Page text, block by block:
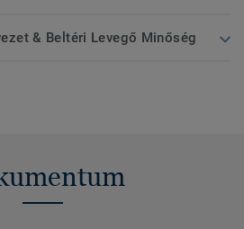
& Beltéri Levegő Minőség